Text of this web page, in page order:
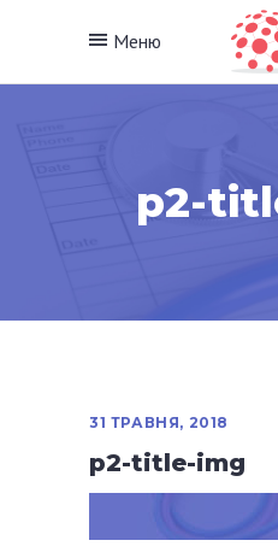
Меню
p2-
31 ТРАВНЯ, 2018
p2-title-img